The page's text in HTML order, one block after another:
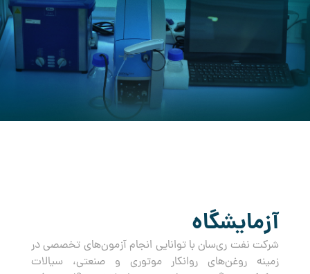
آزمایشگاه
شرکت نفت ری‌سان با توانایی انجام آزمون‌های تخصصی در
زمینه روغن‌های روانکار موتوری و صنعتی، سیالات